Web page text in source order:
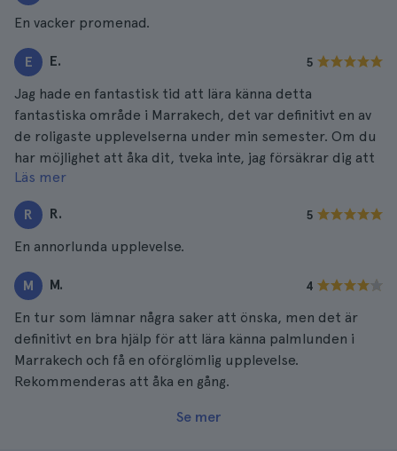
En vacker promenad.
E E. 5
Jag hade en fantastisk tid att lära känna detta
fantastiska område i Marrakech, det var definitivt en av
de roligaste upplevelserna under min semester. Om du
har möjlighet att åka dit, tveka inte, jag försäkrar dig att
det är väl värt det.
Läs mer
R R. 5
En annorlunda upplevelse.
M M. 4
En tur som lämnar några saker att önska, men det är
definitivt en bra hjälp för att lära känna palmlunden i
Marrakech och få en oförglömlig upplevelse.
Rekommenderas att åka en gång.
Se mer